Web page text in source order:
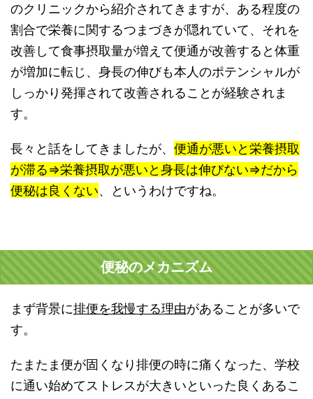
のクリニックから紹介されてきますが、ある程度の
割合で栄養に関するつまづきが隠れていて、それを
改善して食事摂取量が増えて便通が改善すると体重
が増加に転じ、身長の伸びも本人のポテンシャルが
しっかり発揮されて改善されることが経験されま
す。
長々と話をしてきましたが、 便通が悪いと栄養摂取
が滞る⇒栄養摂取が悪いと身長は伸びない⇒だから
便秘は良くない、というわけですね。
便秘のメカニズム
まず背景に排便を我慢する理由があることが多いで
す。
たまたま便が固くなり排便の時に痛くなった、学校
に通い始めてストレスが大きいといった良くあるこ